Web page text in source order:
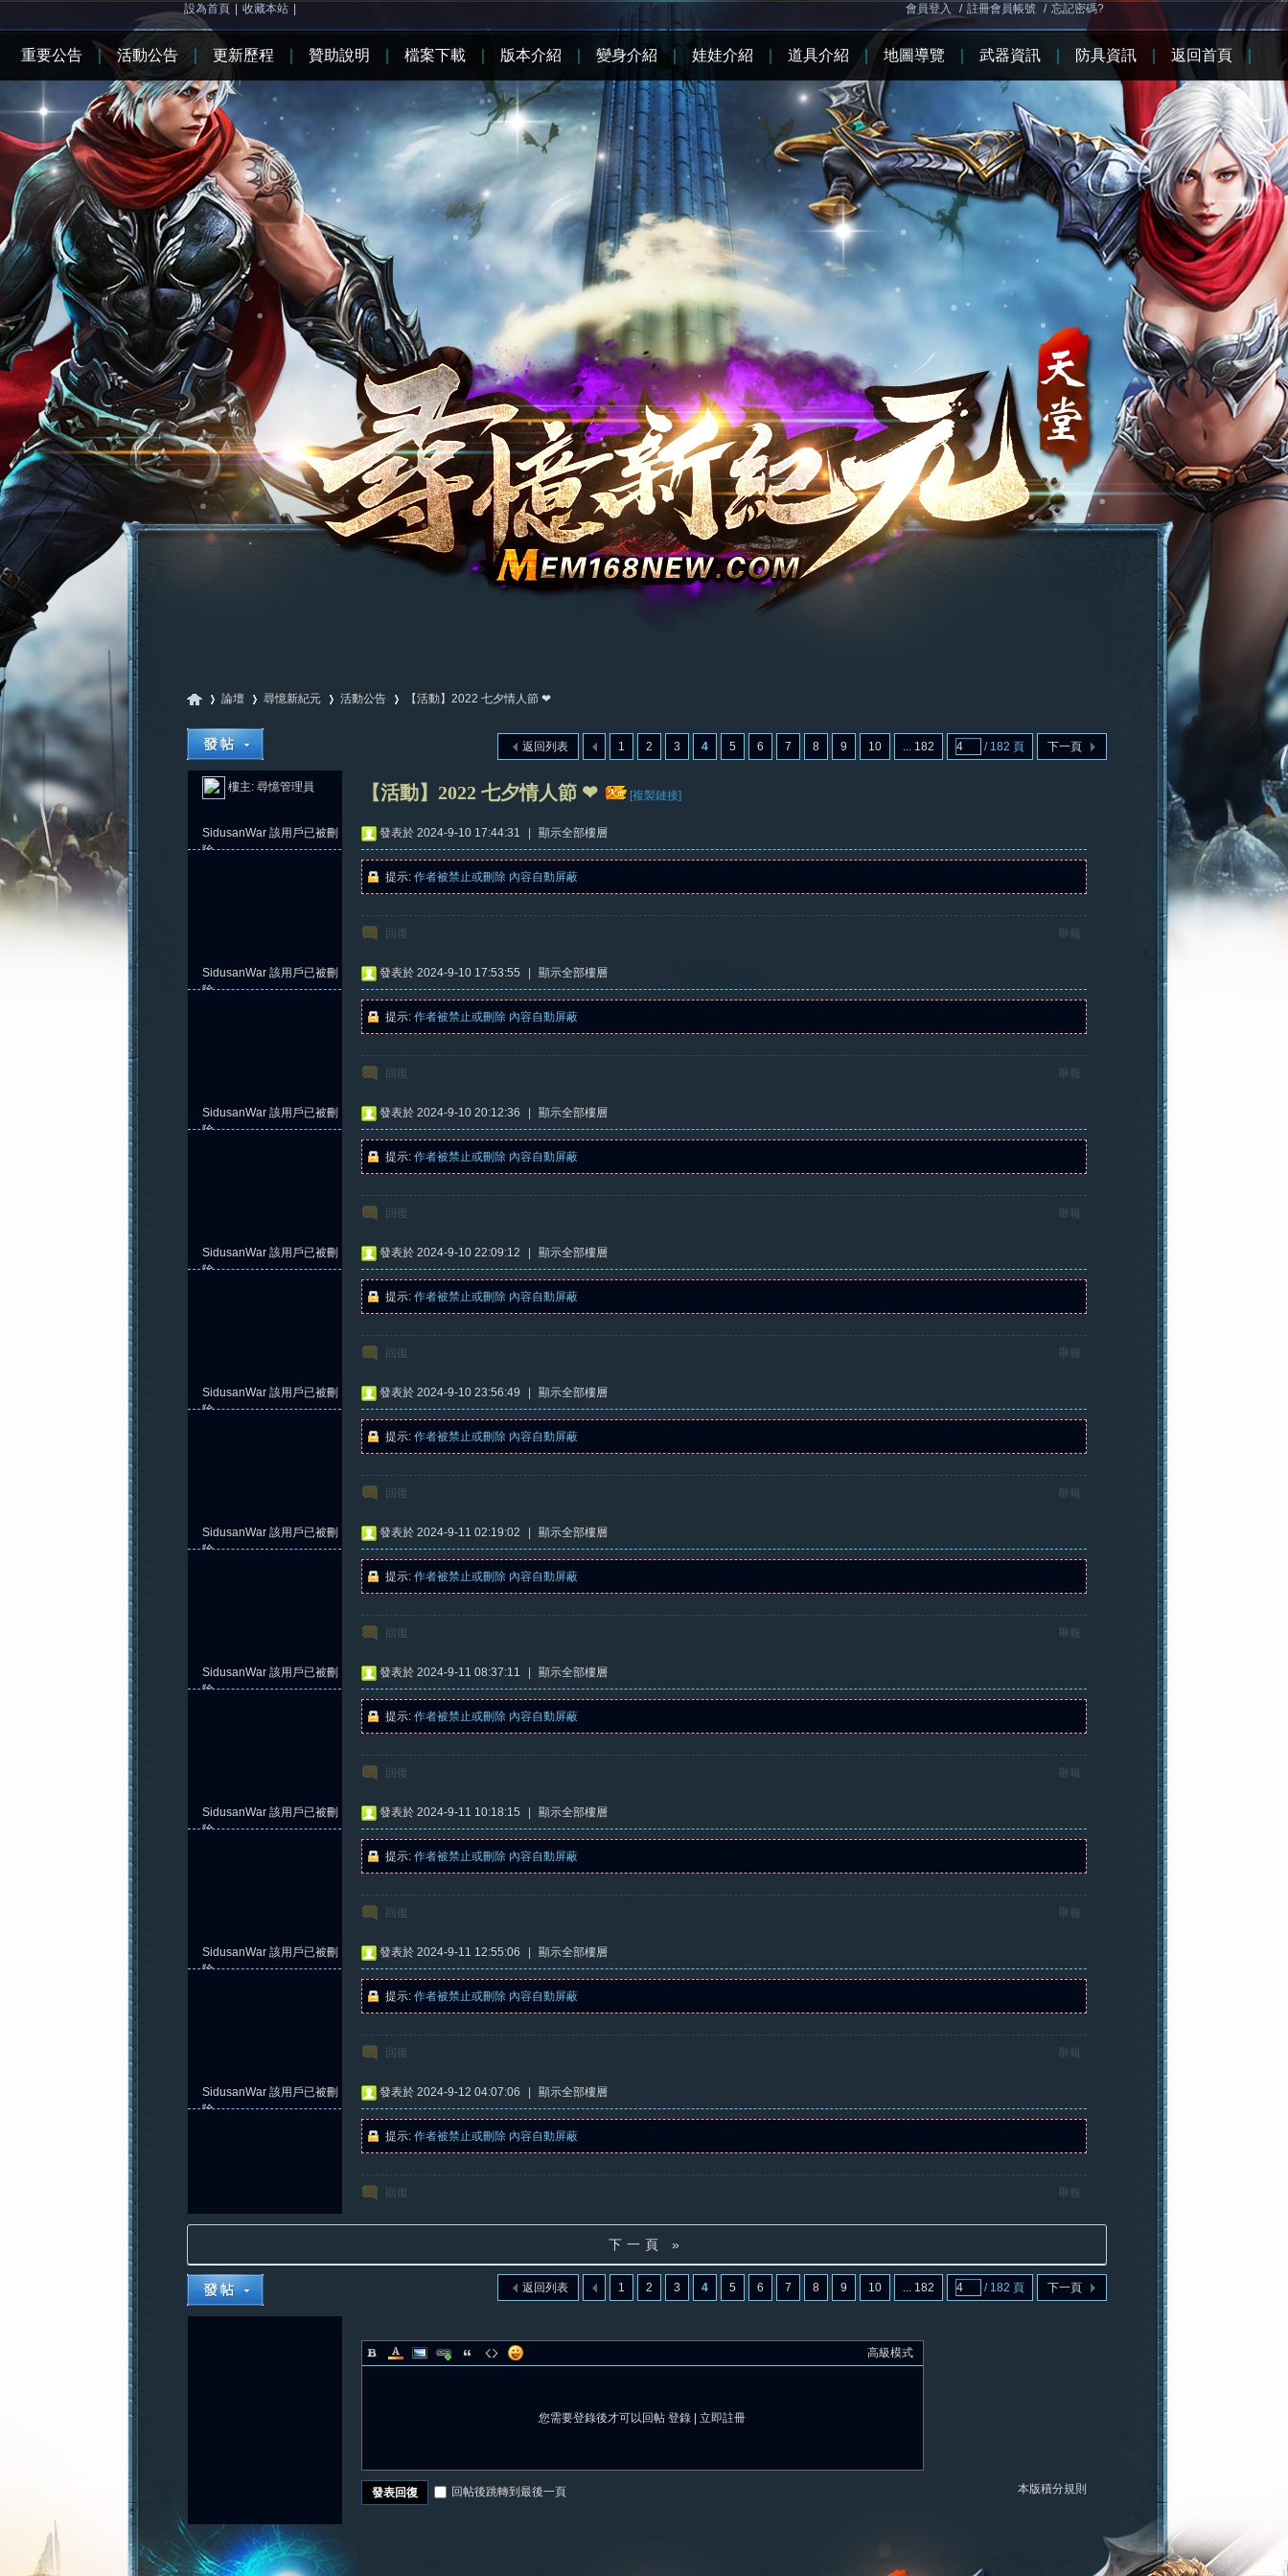
設為首頁 收藏本站 會員登入 / 註冊會員帳號 / 忘記密碼?
元
»
論壇
›
尋憶新紀元 活動公告
›
【活動】2022 七夕情人節 ❤
1 2 3 4 5 6 7 8 9 10 ... 182 / 182 頁 下一頁
返回列表
樓主: 尋憶管理員 【活動】2022 七夕情人節 ❤ [複製鏈接]
SidusanWar 該用戶已被刪
除
發表於 2024-9-10 17:44:31 顯示全部樓層
提示: 作者被禁止或刪除 內容自動屏蔽
回復 舉報
SidusanWar 該用戶已被刪
除
發表於 2024-9-10 17:53:55 顯示全部樓層
提示: 作者被禁止或刪除 內容自動屏蔽
回復 舉報
SidusanWar 該用戶已被刪
除
發表於 2024-9-10 20:12:36 顯示全部樓層
提示: 作者被禁止或刪除 內容自動屏蔽
回復 舉報
SidusanWar 該用戶已被刪
除
發表於 2024-9-10 22:09:12 顯示全部樓層
提示: 作者被禁止或刪除 內容自動屏蔽
回復 舉報
SidusanWar 該用戶已被刪
除
發表於 2024-9-10 23:56:49 顯示全部樓層
提示: 作者被禁止或刪除 內容自動屏蔽
回復 舉報
SidusanWar 該用戶已被刪
除
發表於 2024-9-11 02:19:02 顯示全部樓層
提示: 作者被禁止或刪除 內容自動屏蔽
回復 舉報
SidusanWar 該用戶已被刪
除
發表於 2024-9-11 08:37:11 顯示全部樓層
提示: 作者被禁止或刪除 內容自動屏蔽
回復 舉報
SidusanWar 該用戶已被刪
除
發表於 2024-9-11 10:18:15 顯示全部樓層
提示: 作者被禁止或刪除 內容自動屏蔽
回復 舉報
SidusanWar 該用戶已被刪
除
發表於 2024-9-11 12:55:06 顯示全部樓層
提示: 作者被禁止或刪除 內容自動屏蔽
回復 舉報
SidusanWar 該用戶已被刪
除
發表於 2024-9-12 04:07:06 顯示全部樓層
提示: 作者被禁止或刪除 內容自動屏蔽
回復 舉報
下一頁 »
1 2 3 4 5 6 7 8 9 10 ... 182 / 182 頁 下一頁
返回列表
高級模式
您需要登錄後才可以回帖 登錄 立即註冊
本版積分規則
發表回復 回帖後跳轉到最後一頁